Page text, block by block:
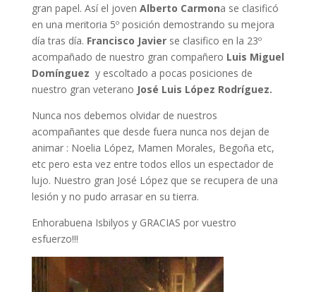
gran papel. Así el joven Alberto Carmona se clasificó
en una meritoria 5º posición demostrando su mejora
día tras día. Francisco Javierse clasifico en la 23º
acompañado de nuestro gran compañero Luis Miguel
Domínguez y escoltado a pocas posiciones de
nuestro gran veterano José Luis López Rodríguez.
Nunca nos debemos olvidar de nuestros
acompañantes que desde fuera nunca nos dejan de
animar : Noelia López, Mamen Morales, Begoña etc,
etc pero esta vez entre todos ellos un espectador de
lujo. Nuestro gran José López que se recupera de una
lesión y no pudo arrasar en su tierra.
Enhorabuena Isbilyos y GRACIAS por vuestro
esfuerzo!!!